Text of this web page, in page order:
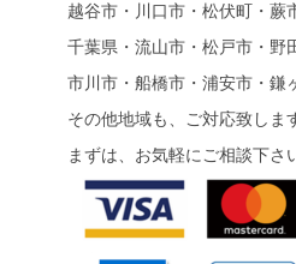
越谷市・川口市・松伏町・蕨
千葉県・流山市・松戸市・野
市川市・船橋市・浦安市・鎌
その他地域も、ご対応致しま
まずは、お気軽にご相談下さ